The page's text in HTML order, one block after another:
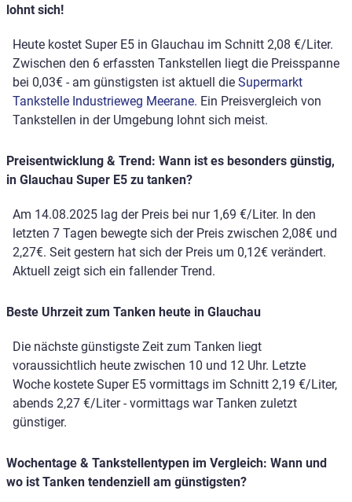
lohnt sich!
Heute kostet Super E5 in Glauchau im Schnitt 2,08 €/Liter.
Zwischen den 6 erfassten Tankstellen liegt die Preisspanne
bei 0,03€ - am günstigsten ist aktuell die Supermarkt
Tankstelle Industrieweg Meerane. Ein Preisvergleich von
Tankstellen in der Umgebung lohnt sich meist.
Preisentwicklung & Trend: Wann ist es besonders günstig,
in Glauchau Super E5 zu tanken?
Am 14.08.2025 lag der Preis bei nur 1,69 €/Liter. In den
letzten 7 Tagen bewegte sich der Preis zwischen 2,08€ und
2,27€. Seit gestern hat sich der Preis um 0,12€ verändert.
Aktuell zeigt sich ein fallender Trend.
Beste Uhrzeit zum Tanken heute in Glauchau
Die nächste günstigste Zeit zum Tanken liegt
voraussichtlich heute zwischen 10 und 12 Uhr. Letzte
Woche kostete Super E5 vormittags im Schnitt 2,19 €/Liter,
abends 2,27 €/Liter - vormittags war Tanken zuletzt
günstiger.
Wochentage & Tankstellentypen im Vergleich: Wann und
wo ist Tanken tendenziell am günstigsten?